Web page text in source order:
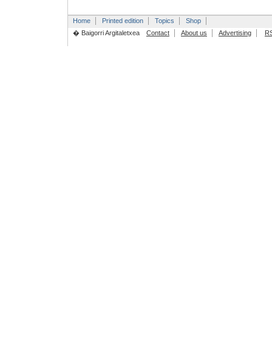
Home Printed edition Topics
Shop
� Baigorri Argitaletxea
Contact About us Advertising